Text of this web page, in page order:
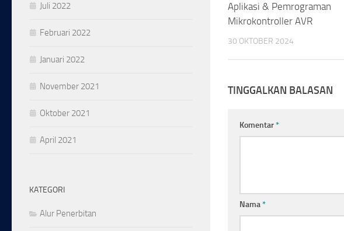
Aplikasi & Pemrograman
Mikrokontroller AVR
30 OKTOBER 2024
TINGGALKAN BALASAN
Komentar*
Nama*
Juli 2022
Februari 2022
Januari 2022
November 2021
Oktober 2021
April 2021
KATEGORI
Alur Penerbitan